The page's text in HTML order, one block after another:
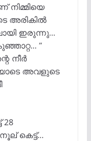
നിമ്മിയെ
അരികിൽ
ഇരുന്നു…
”
നീർ
അവളുടെ
28
കെട്ട്…